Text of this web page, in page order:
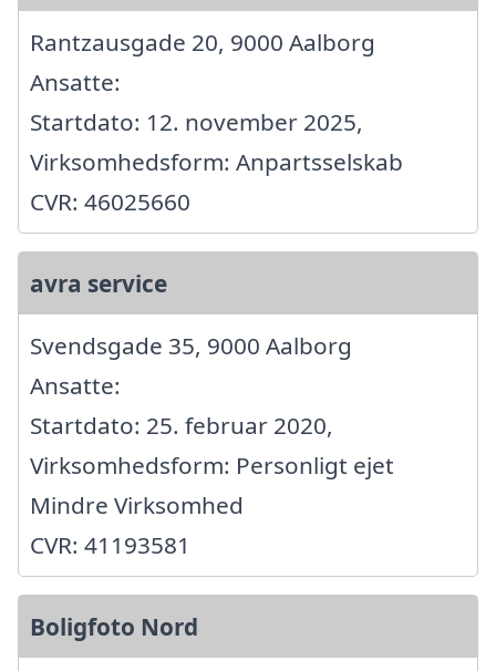
Rantzausgade 20, 9000 Aalborg
Ansatte:
Startdato: 12. november 2025,
Virksomhedsform: Anpartsselskab
CVR: 46025660
avra service
Svendsgade 35, 9000 Aalborg
Ansatte:
Startdato: 25. februar 2020,
Virksomhedsform: Personligt ejet
Mindre Virksomhed
CVR: 41193581
Boligfoto Nord